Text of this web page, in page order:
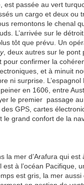
est passée au vert
un cargo et deux ou
remontons le chenal
L’arrivée sur le
tôt que prévu. Un
, deux autres sur le pont
pour confirmer la
et à minuit
ni surprise. L’espagnol
en 1606, entre
le premier passage
des GPS, cartes
le grand confort de la
la mer d’Arafura qui est
à l’océan Pacifique,
est gris, la mer aussi